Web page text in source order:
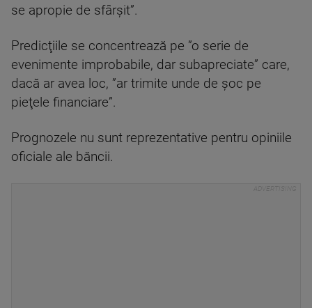
se apropie de sfârşit”.
Predicţiile se concentrează pe ”o serie de
evenimente improbabile, dar subapreciate” care,
dacă ar avea loc, ”ar trimite unde de şoc pe
pieţele financiare”.
Prognozele nu sunt reprezentative pentru opiniile
oficiale ale băncii.